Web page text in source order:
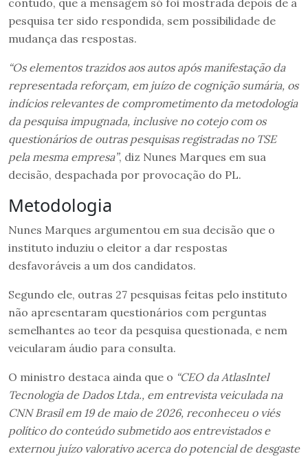
pesquisa ter sido respondida, sem possibilidade de
mudança das respostas.
“Os elementos trazidos aos autos após manifestação da
representada reforçam, em juízo de cognição sumária, os
indícios relevantes de comprometimento da metodologia
da pesquisa impugnada, inclusive no cotejo com os
questionários de outras pesquisas registradas no TSE
pela mesma empresa”, diz Nunes Marques em sua
decisão, despachada por provocação do PL.
Metodologia
Nunes Marques argumentou em sua decisão que o
instituto induziu o eleitor a dar respostas
desfavoráveis a um dos candidatos.
Segundo ele, outras 27 pesquisas feitas pelo instituto
não apresentaram questionários com perguntas
semelhantes ao teor da pesquisa questionada, e nem
veicularam áudio para consulta.
O ministro destaca ainda que o “CEO da AtlasIntel
Tecnologia de Dados Ltda., em entrevista veiculada na
CNN Brasil em 19 de maio de 2026, reconheceu o viés
político do conteúdo submetido aos entrevistados e
externou juízo valorativo acerca do potencial de desgaste